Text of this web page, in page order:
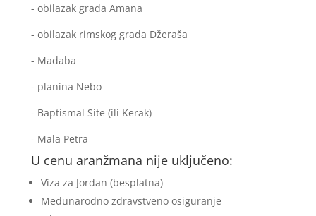
- obilazak grada Amana
- obilazak rimskog grada Džeraša
- Madaba
- planina Nebo
- Baptismal Site (ili Kerak)
- Mala Petra
U cenu aranžmana nije uključeno:
Viza za Jordan (besplatna)
Međunarodno zdravstveno osiguranje